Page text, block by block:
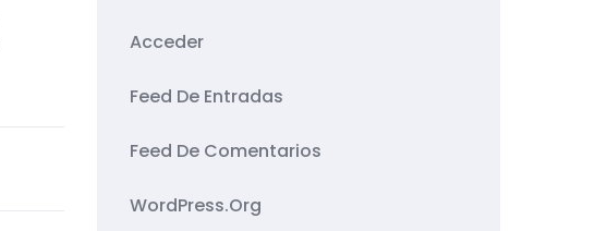
Acceder
Feed De Entradas
Feed De Comentarios
WordPress.org